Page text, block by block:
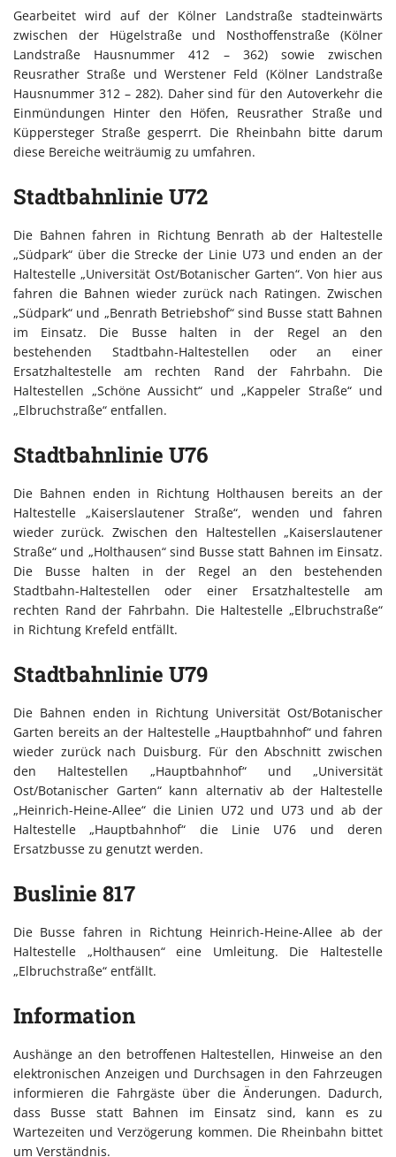
Gearbeitet wird auf der Kölner Landstraße stadteinwärts
zwischen der Hügelstraße und Nosthoffenstraße (Kölner
Landstraße Hausnummer 412 – 362) sowie zwischen
Reusrather Straße und Werstener Feld (Kölner Landstraße
Hausnummer 312 – 282). Daher sind für den Autoverkehr die
Einmündungen Hinter den Höfen, Reusrather Straße und
Küppersteger Straße gesperrt. Die Rheinbahn bitte darum
diese Bereiche weiträumig zu umfahren.
Stadtbahnlinie U72
Die Bahnen fahren in Richtung Benrath ab der Haltestelle
„Südpark“ über die Strecke der Linie U73 und enden an der
Haltestelle „Universität Ost/Botanischer Garten“. Von hier aus
fahren die Bahnen wieder zurück nach Ratingen. Zwischen
„Südpark“ und „Benrath Betriebshof“ sind Busse statt Bahnen
im Einsatz. Die Busse halten in der Regel an den
bestehenden Stadtbahn-Haltestellen oder an einer
Ersatzhaltestelle am rechten Rand der Fahrbahn. Die
Haltestellen „Schöne Aussicht“ und „Kappeler Straße“ und
„Elbruchstraße“ entfallen.
Stadtbahnlinie U76
Die Bahnen enden in Richtung Holthausen bereits an der
Haltestelle „Kaiserslautener Straße“, wenden und fahren
wieder zurück. Zwischen den Haltestellen „Kaiserslautener
Straße“ und „Holthausen“ sind Busse statt Bahnen im Einsatz.
Die Busse halten in der Regel an den bestehenden
Stadtbahn-Haltestellen oder einer Ersatzhaltestelle am
rechten Rand der Fahrbahn. Die Haltestelle „Elbruchstraße“
in Richtung Krefeld entfällt.
Stadtbahnlinie U79
Die Bahnen enden in Richtung Universität Ost/Botanischer
Garten bereits an der Haltestelle „Hauptbahnhof“ und fahren
wieder zurück nach Duisburg. Für den Abschnitt zwischen
den Haltestellen „Hauptbahnhof“ und „Universität
Ost/Botanischer Garten“ kann alternativ ab der Haltestelle
„Heinrich-Heine-Allee“ die Linien U72 und U73 und ab der
Haltestelle „Hauptbahnhof“ die Linie U76 und deren
Ersatzbusse zu genutzt werden.
Buslinie 817
Die Busse fahren in Richtung Heinrich-Heine-Allee ab der
Haltestelle „Holthausen“ eine Umleitung. Die Haltestelle
„Elbruchstraße“ entfällt.
Information
Aushänge an den betroffenen Haltestellen, Hinweise an den
elektronischen Anzeigen und Durchsagen in den Fahrzeugen
informieren die Fahrgäste über die Änderungen. Dadurch,
dass Busse statt Bahnen im Einsatz sind, kann es zu
Wartezeiten und Verzögerung kommen. Die Rheinbahn bittet
um Verständnis.